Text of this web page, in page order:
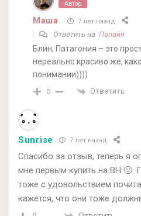
Автор
Маша 7 лет назад
Ответить на Папайя
Блин, Патагония – это
нереально красиво же,
понимании))))
0 Ответить
Sunrise 7 лет назад
Спасибо за отзыв, теперь я
мне первым купить на BH 🙂.
тоже с удовольствием
кажется, что они тоже